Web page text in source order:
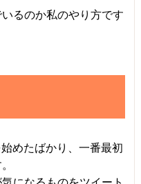
るのか私のやり方です
めたばかり、一番最初